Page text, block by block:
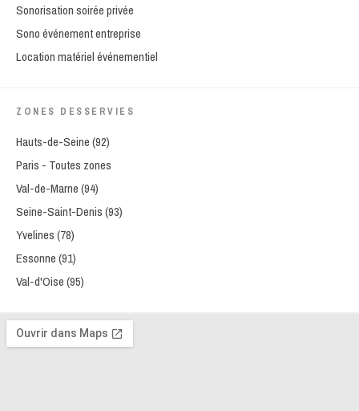
Sonorisation soirée privée
Sono événement entreprise
Location matériel événementiel
ZONES DESSERVIES
Hauts-de-Seine (92)
Paris - Toutes zones
Val-de-Marne (94)
Seine-Saint-Denis (93)
Yvelines (78)
Essonne (91)
Val-d'Oise (95)